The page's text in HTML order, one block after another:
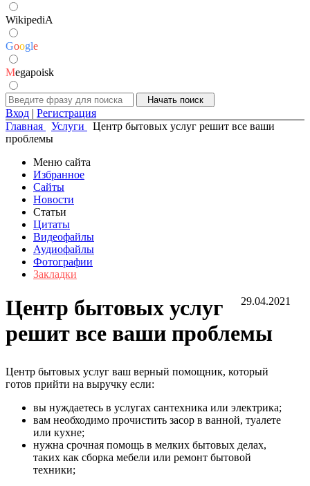
WikipediA
Google
Megapoisk
Вход | Регистрация
Главная
Услуги
Центр бытовых услуг решит все ваши
проблемы
Меню сайта
Избранное
Сайты
Новости
Статьи
Цитаты
Видеофайлы
Аудиофайлы
Фотографии
Закладки
29.04.2021
Центр бытовых услуг
решит все ваши проблемы
Центр бытовых услуг ваш верный помощник, который
готов прийти на выручку если:
вы нуждаетесь в услугах сантехника или электрика;
вам необходимо прочистить засор в ванной, туалете
или кухне;
нужна срочная помощь в мелких бытовых делах,
таких как сборка мебели или ремонт бытовой
техники;